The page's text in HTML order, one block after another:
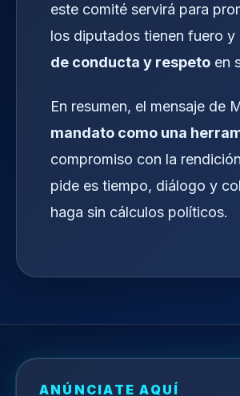
este comité servirá para
los diputados tienen fuero
de conducta y respeto en
En resumen, el mensaje de
mandato como una
compromiso con la
pide es tiempo, diálogo y
haga sin cálculos políticos.
ANÚNCIATE AQUÍ